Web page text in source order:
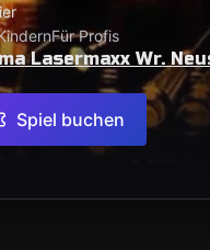
Für Profis
Lasermaxx Wr.
Spiel buchen